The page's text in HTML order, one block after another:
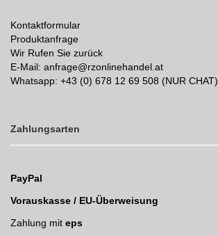
Kontaktformular
Produktanfrage
Wir Rufen Sie zurück
E-Mail: anfrage@rzonlinehandel.at
Whatsapp: +43 (0) 678 12 69 508 (NUR CHAT)
Zahlungsarten
PayPal
Vorauskasse / EU-Überweisung
Zahlung mit eps